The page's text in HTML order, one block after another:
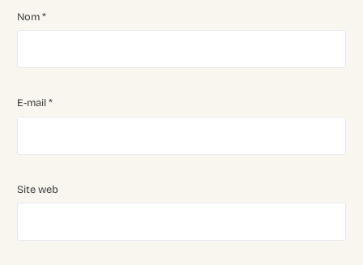
Nom*
E-mail*
Site web